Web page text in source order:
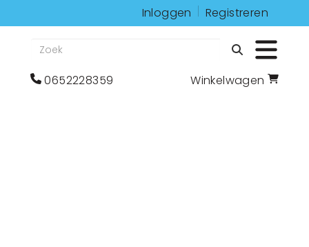
Inloggen Registreren
ZoekenToggle
bel0652228359
Ga
Winkelwagen